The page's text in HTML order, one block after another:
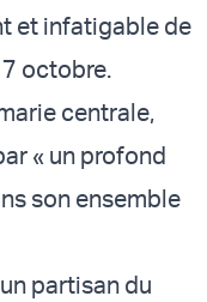
et infatigable de
octobre.
centrale,
« un profond
son ensemble
partisan du